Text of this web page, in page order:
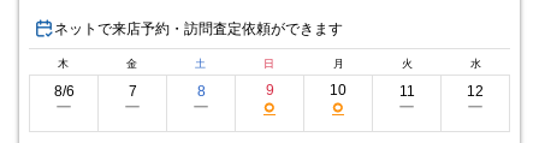
ネットで来店予約・訪問査定依頼ができます
木 金 土 日 月 火 水
8/6
ー
7
ー
8
ー
9
○
10
○
11
ー
12
ー